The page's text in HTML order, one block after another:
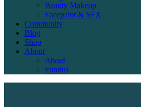
Beauty Makeup
Facepaint & SFX
Community
Blog
Shop
About
About
Fundus